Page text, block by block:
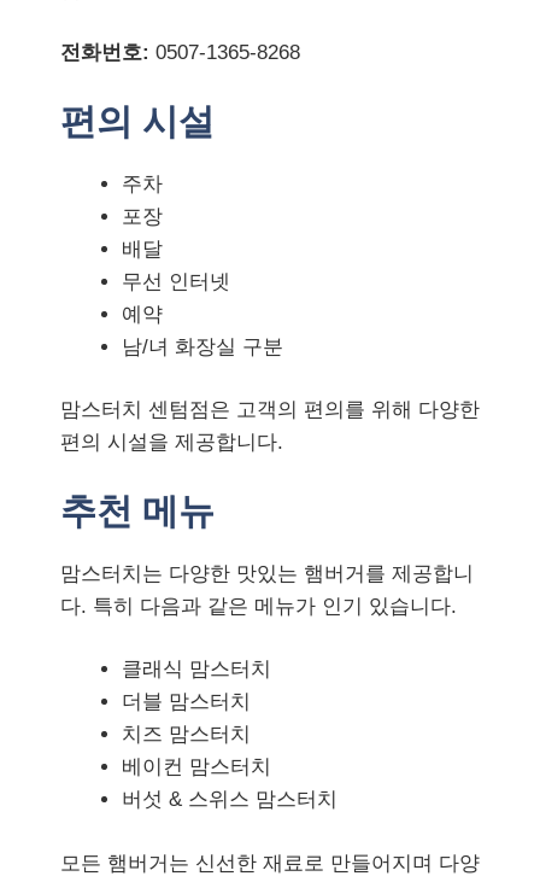
전화번호: 0507-1365-8268
편의 시설
주차
포장
배달
무선 인터넷
예약
남/녀 화장실 구분
맘스터치 센텀점은 고객의 편의를 위해 다양한
편의 시설을 제공합니다.
추천 메뉴
맘스터치는 다양한 맛있는 햄버거를 제공합니
다. 특히 다음과 같은 메뉴가 인기 있습니다.
클래식 맘스터치
더블 맘스터치
치즈 맘스터치
베이컨 맘스터치
버섯 & 스위스 맘스터치
모든 햄버거는 신선한 재료로 만들어지며 다양